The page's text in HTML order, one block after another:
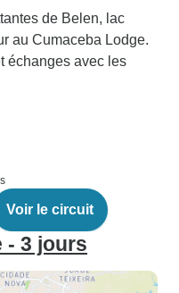
de Belen, lac
au Cumaceba Lodge.
échanges avec les
Voir le circuit
- 3 jours